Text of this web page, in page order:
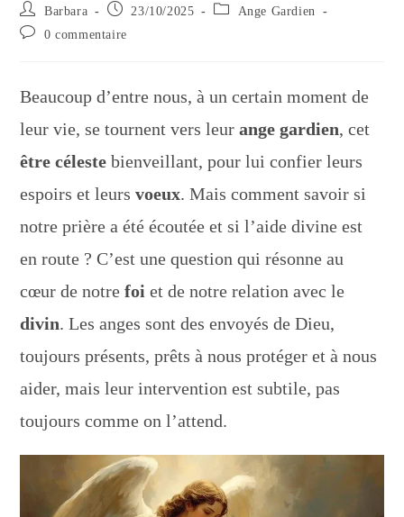
Auteur/autrice
de
la
Barbara
Publication
23/10/2025
Post
Ange Gardien
Commentaires
0 commentaire
Beaucoup d’entre nous, à un certain moment de
leur vie, se tournent vers leurange gardien, cet
être céleste bienveillant, pour lui confier leurs
espoirs et leursvoeux. Mais comment savoir si
notre prière a été écoutée et si l’aide divine est
en route ? C’est une question qui résonne au
cœur de notrefoiet de notre relation avec le
divin. Les anges sont des envoyés de Dieu,
toujours présents, prêts à nous protéger et à nous
aider, mais leur intervention est subtile, pas
toujours comme on l’attend.